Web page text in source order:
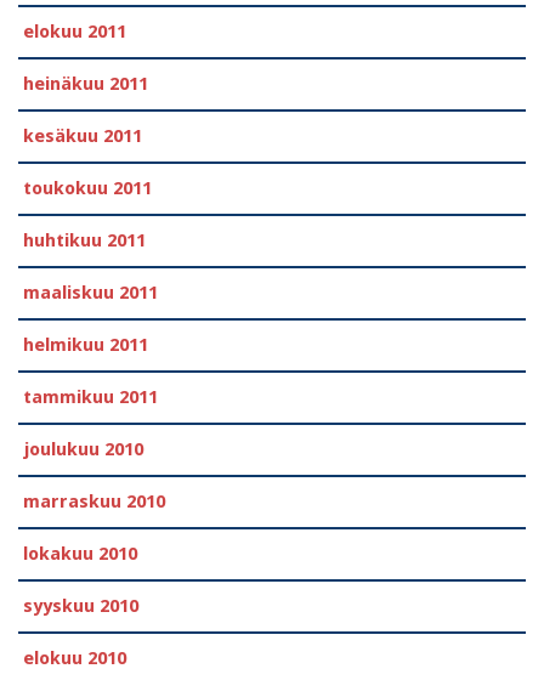
elokuu 2011
heinäkuu 2011
kesäkuu 2011
toukokuu 2011
huhtikuu 2011
maaliskuu 2011
helmikuu 2011
tammikuu 2011
joulukuu 2010
marraskuu 2010
lokakuu 2010
syyskuu 2010
elokuu 2010